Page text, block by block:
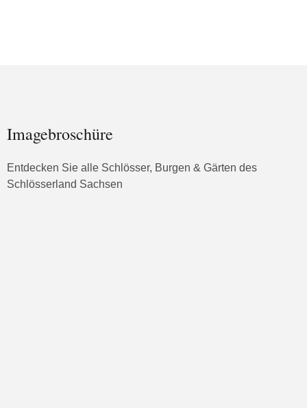
Imagebroschüre
Entdecken Sie alle Schlösser, Burgen & Gärten des
Schlösserland Sachsen